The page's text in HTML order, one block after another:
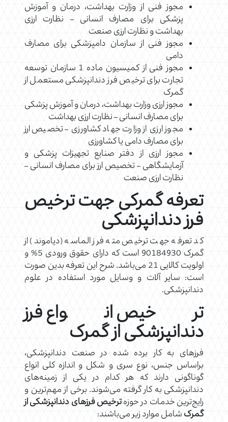
مجوز فنی از وزارت بهداشت، درمان و آموزش
پزشکی برای مصارف انسانی – نظارت ارزی
بهداشت و نظارت ارزی صنعت
مجوز فنی از سازمان دامپزشکی برای مصارف
دامی
مجوز فنی از کمیسیون ماده 1 سازمان توسعه
تجارت برای ترخیص فرز دندانپزشکی مستعمل از
گمرک
مجوز ارزی وزارت بهداشت، درمان و آموزش پزشکی
برای مصارف انسانی – نظارت ارزی بهداشت
مجوز ارزی از وزارت جهاد کشاورزی – تخصیص ارز
برای مصارف دامی یا کشاورزی
مجوز ارزی از دفتر صنایع تجهیزات پزشکی و
آزمایشگاهی – تخصیص ارز برای مصارف انسانی –
نظارت ارزی صنعت
تعرفه گمرکی جهت ترخیص
فرز دندانپزشکی
کد تعرفه جهت ترخیص مته فرز الماسه (دیاموند) از
گمرک 90184930 است که دارای حقوق ورودی 5% و
اولویت کالایی 21 می‌باشد. شرح این تعرفه بدین صورت
است: سایر آلات و وسایل مورد استفاده در علوم
دندانپزشکی.
ترخیص انواع فرز
دندانپزشکی از گمرک
فرزهای به کار برده شده در صنعت دندانپزشکی،
براساس جنس، نوع سری و شکل و اندازه کلی انواع
گوناگونی دارند که هر کدام در یکی از زمینه‌های
دندانپزشکی به کار گرفته می‌شوند. برخی از مهم‌ترین و
رایج‌ترین خدمات در حوزهترخیص فرزهای دندانپزشکیاز
گمرکشامل موارد زیر می‌باشند: